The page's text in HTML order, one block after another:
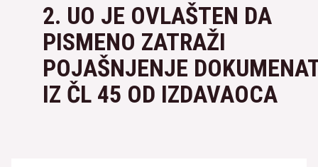
2. UO JE OVLAŠTEN DA
PISMENO ZATRAŽI
POJAŠNJENJE
IZ ČL 45 OD IZDAVAOCA